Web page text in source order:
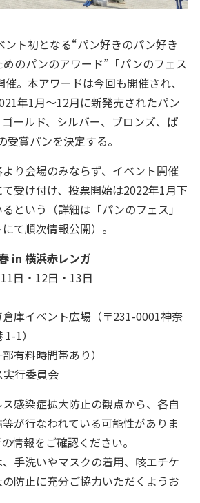
ト初となる“パン好きのパン好き
のパンのアワード”「パンのフェス
。本アワードは今回も開催され、
年1月～12月に新発売されたパン
ールド、シルバー、ブロンズ、ぱ
受賞パンを決定する。
り会場のみならず、イベント開催
受け付け、投票開始は2022年1月下
という（詳細は「パンのフェス」
て順次情報公開）。
in 横浜赤レンガ
日・12日・13日
庫イベント広場（〒231-0001神奈
1）
有料時間帯あり）
行委員会
感染症拡大防止の観点から、各自
が行なわれている可能性がありま
情報をご確認ください。
手洗いやマスクの着用、咳エチケ
防止に充分ご協力いただくようお